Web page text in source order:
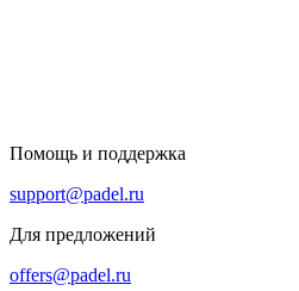
Помощь и поддержка
support@padel.ru
Для предложений
offers@padel.ru